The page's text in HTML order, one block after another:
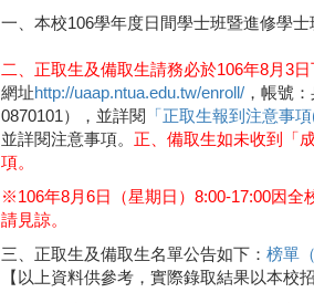
一、本校106學年度日間學士班暨進修學
二、正取生及備取生請務必於106年8月3
網址http://uaap.ntua.edu.tw/enroll/ ，帳號
0870101），並詳閱 「正取生報到注意事項
並詳閱注意事項。 正、備取生如未收到「
項。
※106年8月6日（星期日）8:00-17:00因全
請見諒。
三、正取生及備取生名單公告如下： 榜單
【以上資料供參考，實際錄取結果以本校